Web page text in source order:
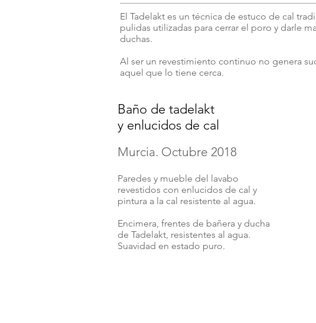
El Tadelakt es un técnica de estuco de cal
pulidas utilizadas para cerrar el poro y darle
duchas.
Al ser un revestimiento continuo no genera
aquel que lo tiene cerca.
Baño de tadelakt
y enlucidos de cal
Murcia. Octubre 2018
Paredes y mueble del lavabo
revestidos con enlucidos de cal y
pintura a la cal resistente al agua.
Encimera, frentes de bañera y ducha
de Tadelakt, resistentes al agua.
Suavidad en estado puro.